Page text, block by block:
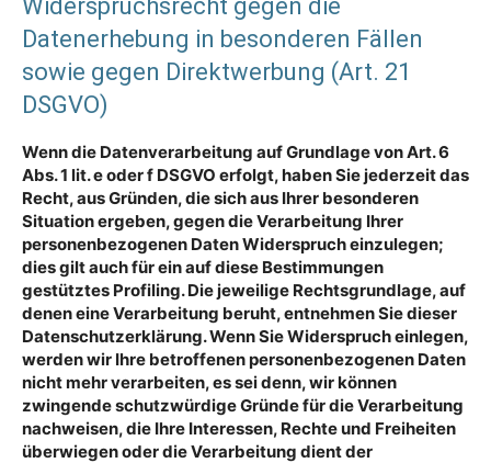
Widerspruchsrecht gegen die
Datenerhebung in besonderen Fällen
sowie gegen Direktwerbung (Art. 21
DSGVO)
Wenn die Datenverarbeitung auf Grundlage von Art. 6
Abs. 1 lit. e oder f DSGVO erfolgt, haben Sie jederzeit das
Recht, aus Gründen, die sich aus Ihrer besonderen
Situation ergeben, gegen die Verarbeitung Ihrer
personenbezogenen Daten Widerspruch einzulegen;
dies gilt auch für ein auf diese Bestimmungen
gestütztes Profiling. Die jeweilige Rechtsgrundlage, auf
denen eine Verarbeitung beruht, entnehmen Sie dieser
Datenschutzerklärung. Wenn Sie Widerspruch einlegen,
werden wir Ihre betroffenen personenbezogenen Daten
nicht mehr verarbeiten, es sei denn, wir können
zwingende schutzwürdige Gründe für die Verarbeitung
nachweisen, die Ihre Interessen, Rechte und Freiheiten
überwiegen oder die Verarbeitung dient der